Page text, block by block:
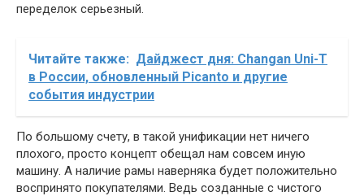
переделок серьезный.
Читайте также: Дайджест дня: Changan Uni-T
в России, обновленный Picanto и другие
события индустрии
По большому счету, в такой унификации нет ничего
плохого, просто концепт обещал нам совсем иную
машину. А наличие рамы наверняка будет положительно
воспринято покупателями. Ведь созданные с чистого